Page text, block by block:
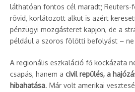
láthatóan fontos cél maradt; Reuters-
rövid, korlátozott alkut is azért
pénzügyi mozgásteret kapjon, de a
például a szoros fölötti befolyást – ne
A regionális eszkaláció fő kockázata
csapás, hanem a civil repülés, a
hibahatása. Már volt amerikai